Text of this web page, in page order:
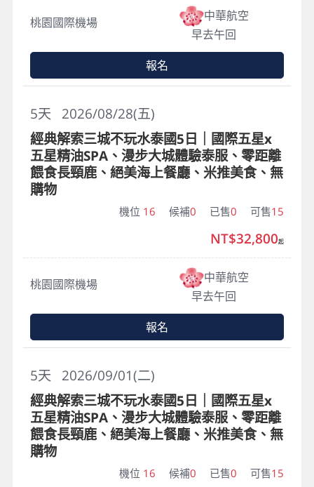
桃園國際機場
中華航空
早去午回
報名
2026/08/28(五)
5天
經典解索三城不玩水泰國5日｜國際五星x
五星精油SPA、漫步大城體驗泰服、零距離
餵食長頸鹿、絕美海上餐廳、米推美食、無
購物
機位 16 候補0 已售0 可售15
桃園國際機場
中華航空
早去午回
NT$32,800起
報名
2026/09/01(二)
5天
經典解索三城不玩水泰國5日｜國際五星x
五星精油SPA、漫步大城體驗泰服、零距離
餵食長頸鹿、絕美海上餐廳、米推美食、無
購物
機位 16 候補0 已售0 可售15